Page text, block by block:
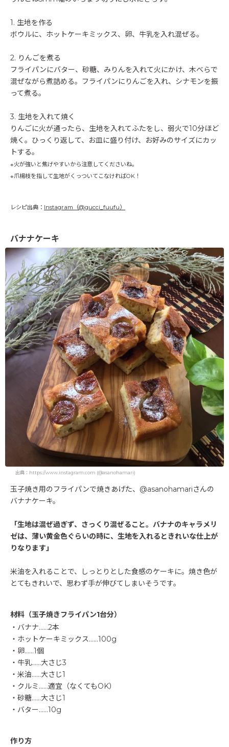
1. 生地を作る
ボウルに、ホットケーキミックス、卵、牛乳を入れ混ぜる。
2. りんごを煮る
フライパンにバター、砂糖、みりんを入れて火にかけ、木べらで
混ぜながら煮詰める。フライパンにりんごを入れ、シナモンを振
って煮る。
3. 生地を入れて焼く
りんごに火が通ったら、生地を入れてふたをし、弱火で10分ほど
焼く。ひっくり返して、お皿に盛り付け、お好みのサイズにカッ
トする。
※火が強いと焦げやすいから注意してくださいね。
※爪楊枝を指して生地がくっついてこなければOK！
レシピ出典： Instagram（@gucci_fuufu）
バナナケーキ
出典：https://www.instagram.com (@asanohamari)
玉子焼き用のフライパンで焼きあげた、@asanohamariさんの
バナナケーキ。
「生地は混ぜ過ぎず、さっくり混ぜること。バナナのキャラメリ
ゼは、薄い黄金色ぐらいの時に、生地を入れるときれいな仕上が
りなります」
米油を入れることで、しっとりとした食感のケーキに。焼き色が
とてもきれいで、思わず手が伸びてしまいそうです。
材料（玉子焼きフライパン1台分）
・バナナ……2本
・ホットケーキミックス……100g
・卵……1個
・牛乳……大さじ3
・米油……大さじ1
・クルミ……適宜（なくてもOK）
・砂糖……大さじ1
・バター……10g
作り方